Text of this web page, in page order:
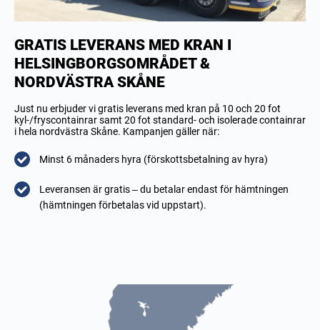
GRATIS LEVERANS MED KRAN I
HELSINGBORGSOMRÅDET &
NORDVÄSTRA SKÅNE
Just nu erbjuder vi gratis leverans med kran på 10 och 20 fot
kyl-/fryscontainrar samt 20 fot standard- och isolerade containrar
i hela nordvästra Skåne. Kampanjen gäller när:
Minst 6 månaders hyra (förskottsbetalning av hyra)
Leveransen är gratis – du betalar endast för hämtningen
(hämtningen förbetalas vid uppstart).